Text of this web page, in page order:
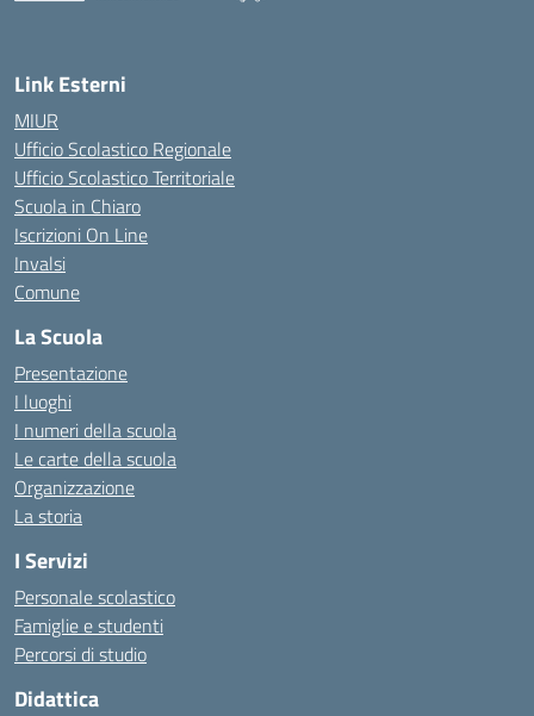
Link Esterni
MIUR
Ufficio Scolastico Regionale
Ufficio Scolastico Territoriale
Scuola in Chiaro
Iscrizioni On Line
Invalsi
Comune
La Scuola
Presentazione
I luoghi
I numeri della scuola
Le carte della scuola
Organizzazione
La storia
I Servizi
Personale scolastico
Famiglie e studenti
Percorsi di studio
Didattica